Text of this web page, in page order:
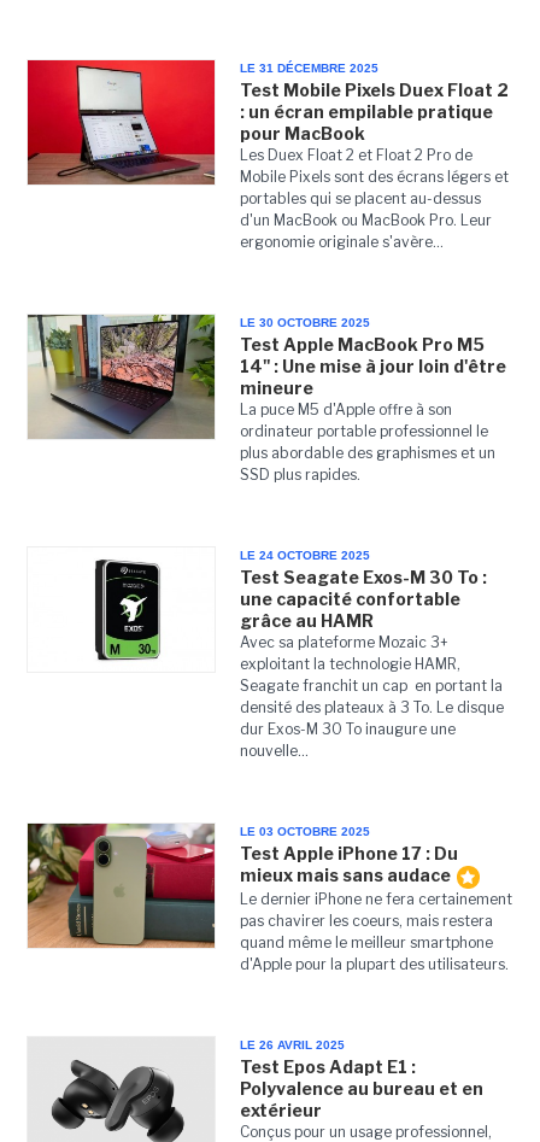
LE 31 DÉCEMBRE 2025
Test Mobile Pixels Duex Float 2
: un écran empilable pratique
pour MacBook
Les Duex Float 2 et Float 2 Pro de
Mobile Pixels sont des écrans légers et
portables qui se placent au-dessus
d'un MacBook ou MacBook Pro. Leur
ergonomie originale s'avère...
LE 30 OCTOBRE 2025
Test Apple MacBook Pro M5
14'' : Une mise à jour loin d'être
mineure
La puce M5 d'Apple offre à son
ordinateur portable professionnel le
plus abordable des graphismes et un
SSD plus rapides.
LE 24 OCTOBRE 2025
Test Seagate Exos-M 30 To :
une capacité confortable
grâce au HAMR
Avec sa plateforme Mozaic 3+
exploitant la technologie HAMR,
Seagate franchit un cap en portant la
densité des plateaux à 3 To. Le disque
dur Exos-M 30 To inaugure une
nouvelle...
LE 03 OCTOBRE 2025
Test Apple iPhone 17 : Du
mieux mais sans audace
Le dernier iPhone ne fera certainement
pas chavirer les coeurs, mais restera
quand même le meilleur smartphone
d'Apple pour la plupart des utilisateurs.
LE 26 AVRIL 2025
Test Epos Adapt E1 :
Polyvalence au bureau et en
extérieur
Conçus pour un usage professionnel,